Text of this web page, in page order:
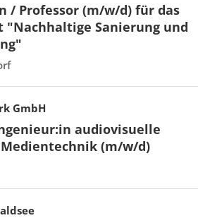
/ Professor (m/w/d) für das
"Nachhaltige Sanierung und
GmbH
audiovisuelle
(m/w/d)